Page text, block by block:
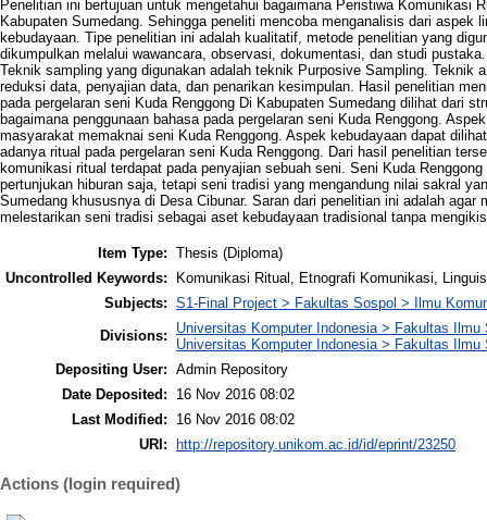
Penelitian ini bertujuan untuk mengetahui bagaimana Peristiwa Komunikasi
Kabupaten Sumedang. Sehingga peneliti mencoba menganalisis dari
kebudayaan. Tipe penelitian ini adalah kualitatif, metode penelitian yang
dikumpulkan melalui wawancara, observasi, dokumentasi, dan studi
Teknik sampling yang digunakan adalah teknik Purposive Sampling. Teknik
reduksi data, penyajian data, dan penarikan kesimpulan. Hasil penelitian
pada pergelaran seni Kuda Renggong Di Kabupaten Sumedang dilihat dari
bagaimana penggunaan bahasa pada pergelaran seni Kuda Renggong.
masyarakat memaknai seni Kuda Renggong. Aspek kebudayaan dapat
adanya ritual pada pergelaran seni Kuda Renggong. Dari hasil penelitian
komunikasi ritual terdapat pada penyajian sebuah seni. Seni Kuda
pertunjukan hiburan saja, tetapi seni tradisi yang mengandung nilai sakral
Sumedang khususnya di Desa Cibunar. Saran dari penelitian ini adalah
melestarikan seni tradisi sebagai aset kebudayaan tradisional tanpa
Item Type: Thesis (Diploma)
Uncontrolled Keywords:
Komunikasi Ritual, Etnografi Komunikasi,
Subjects: S1-Final Project > Fakultas Sospol > Ilmu
Divisions:
Universitas Komputer Indonesia > Fakultas
Universitas Komputer Indonesia > Fakultas
Depositing User: Admin Repository
Date Deposited:
16 Nov 2016 08:02
Last Modified:
16 Nov 2016 08:02
URI:
http://repository.unikom.ac.id/id/eprint/23250
Actions (login required)